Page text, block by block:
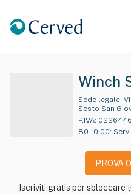
Winch
Sede legale:
Sesto San
P.IVA:
80.10.00:
PROVA
Iscriviti gratis per sbloccare